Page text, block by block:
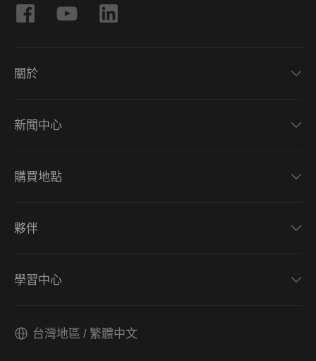
關於
新聞中心
購買地點
夥伴
學習中心
台灣地區 / 繁體中文